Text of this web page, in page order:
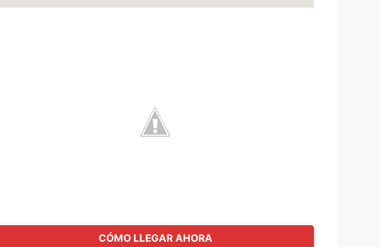
CÓMO LLEGAR AHORA